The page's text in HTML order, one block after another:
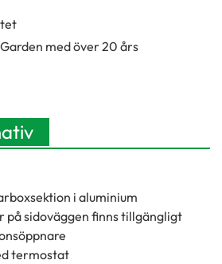
med över 20 års
i aluminium
på sidoväggen finns tillgängligt
termostat